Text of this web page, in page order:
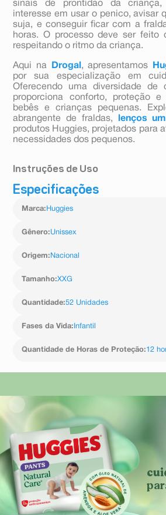
sinais de prontidão da criança,
interesse em usar o penico, avisar
suja, e conseguir ficar com a
horas. O processo deve ser feito
respeitando o ritmo da criança.
Aqui na Drogal , apresentamos
por sua especialização em
Oferecendo uma diversidade de
proporciona conforto, proteção e
bebês e crianças pequenas.
abrangente de fraldas,
lenços
produtos Huggies, projetados para
necessidades dos pequenos.
Instruções de Uso
Troque a fralda sempre que
desempenho, certifique-se de que
Especificações
Marca: Huggies
Gênero:Unissex
Origem: Nacional
Tamanho:XXG
Quantidade:52 Unidades
Fases da Vida: Infantil
Quantidade de Horas de Proteção:12